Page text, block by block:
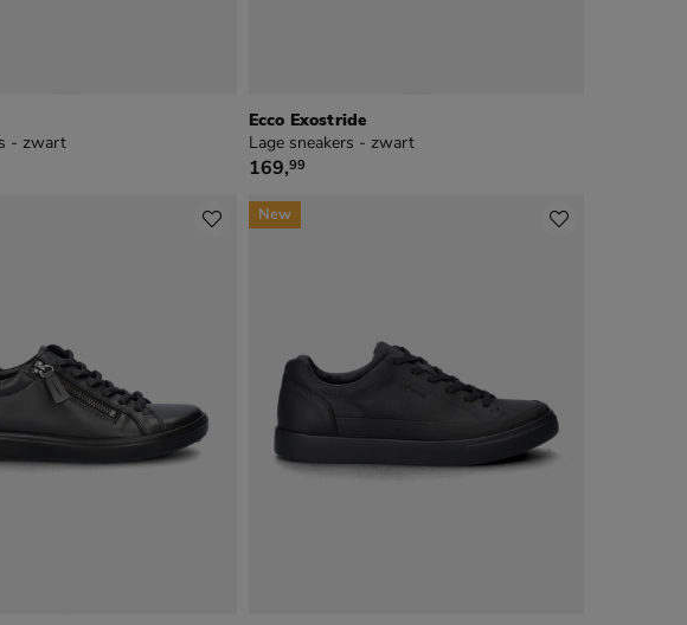
- zwart
Ecco Exostride
Lage sneakers - zwart
€ 169,99
169,99
New